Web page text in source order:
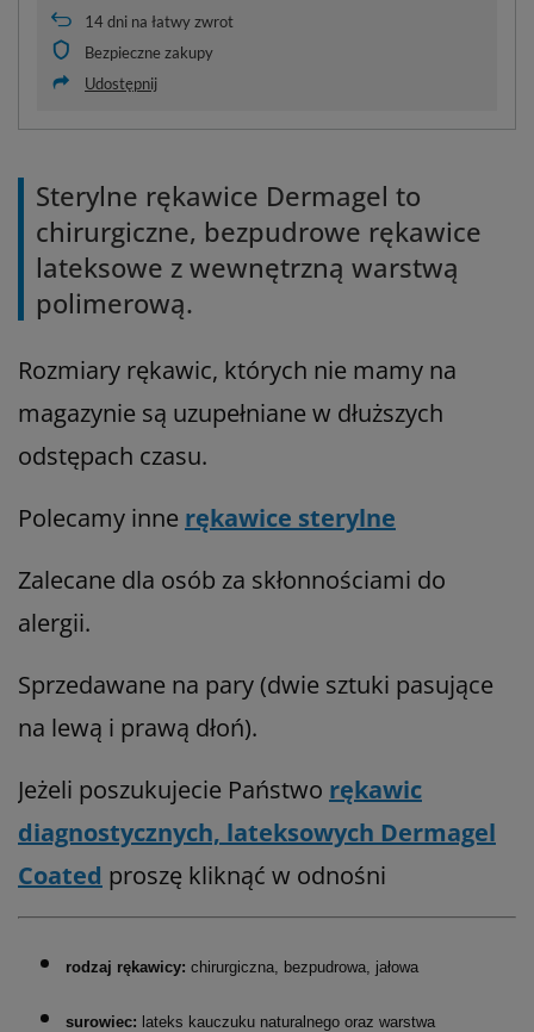
14dni na łatwy zwrot
Bezpieczne zakupy
Udostępnij
Sterylne rękawice Dermagel to
chirurgiczne, bezpudrowe rękawice
lateksowe z wewnętrzną warstwą
polimerową.
Rozmiary rękawic, których nie mamy na
magazynie są uzupełniane w dłuższych
odstępach czasu.
Polecamy inne rękawice sterylne
Zalecane dla osób za skłonnościami do
alergii.
Sprzedawane na pary (dwie sztuki pasujące
na lewą i prawą dłoń).
Jeżeli poszukujecie Państwo rękawic
diagnostycznych, lateksowych Dermagel
Coated proszę kliknąć w odnośni
rodzaj rękawicy: chirurgiczna, bezpudrowa, jałowa
surowiec: lateks kauczuku naturalnego oraz warstwa